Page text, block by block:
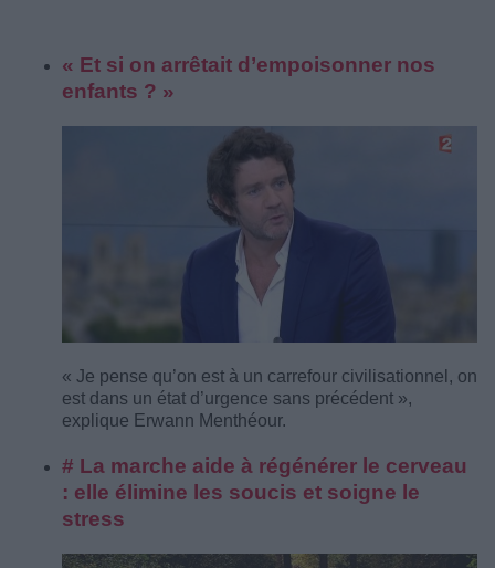
« Et si on arrêtait d’empoisonner nos
enfants ? »
« Je pense qu’on est à un carrefour civilisationnel, on
est dans un état d’urgence sans précédent »,
explique Erwann Menthéour.
# La marche aide à régénérer le cerveau
: elle élimine les soucis et soigne le
stress